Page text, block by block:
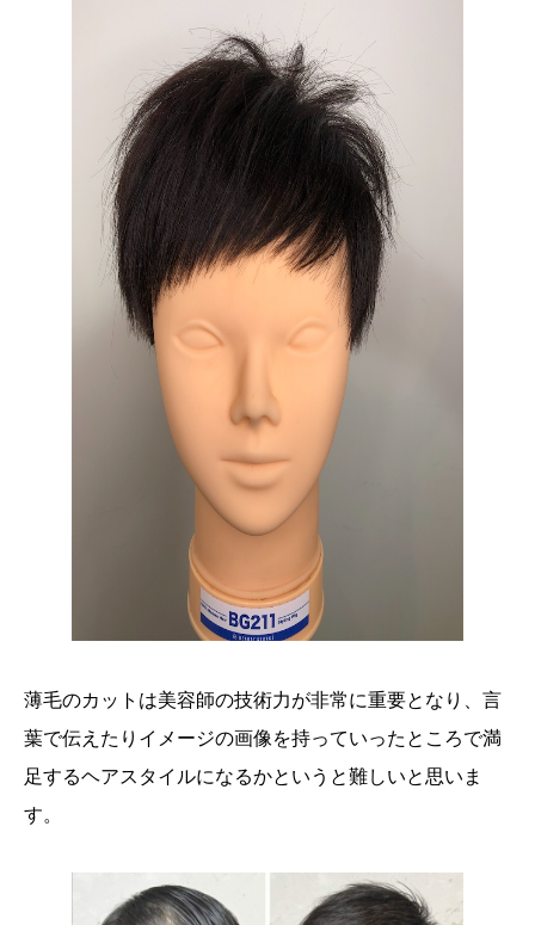
薄毛のカットは美容師の技術力が非常に重要となり、言
葉で伝えたりイメージの画像を持っていったところで満
足するヘアスタイルになるかというと難しいと思いま
す。